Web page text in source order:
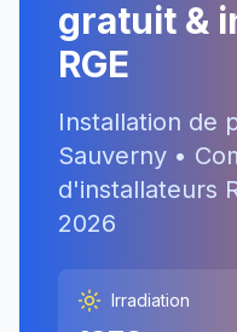
gratuit &
RGE
Installation de
Sauverny •
d'installateurs
2026
Irradiation